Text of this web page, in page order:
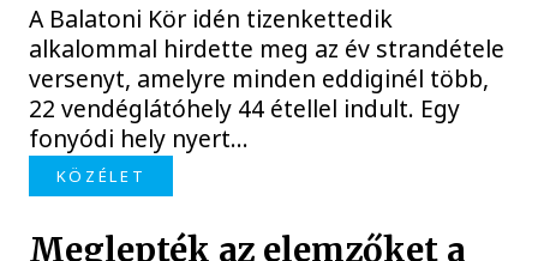
A Balatoni Kör idén tizenkettedik
alkalommal hirdette meg az év strandétele
versenyt, amelyre minden eddiginél több,
22 vendéglátóhely 44 étellel indult. Egy
fonyódi hely nyert...
KÖZÉLET
Meglepték az elemzőket a